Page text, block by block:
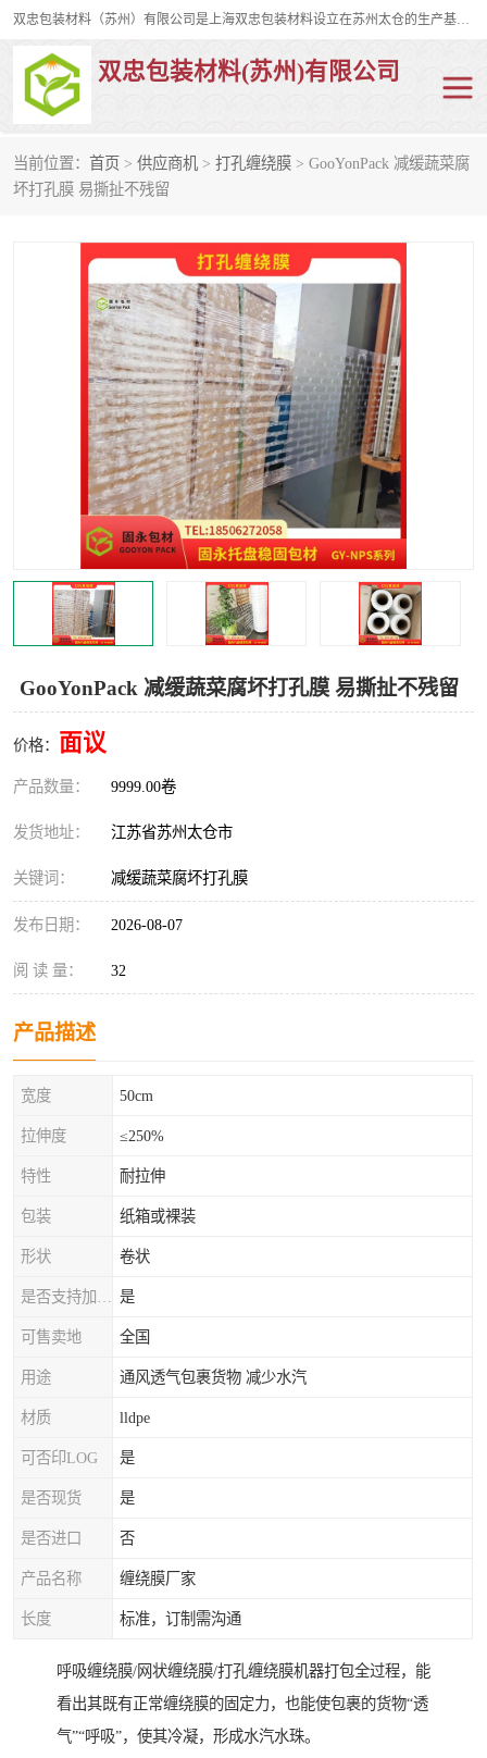
双忠包装材料（苏州）有限公司是上海双忠包装材料设立在苏州太仓的生产基地，占地约2万平米，产品主要有打孔缠绕膜，拉伸蜂窝纸，集装箱充气袋，滑托板，打包带，裹包网兜，防滑纸等箱体和托盘的运输和保护性包材。固永包材®，GooYon Pack®，是我们保护性包装材料的专属品牌。
双忠包装材料(苏州)有限公司
当前位置： 首页 > 供应商机 > 打孔缠绕膜 > GooYonPack 减缓蔬菜腐
坏打孔膜 易撕扯不残留
GooYonPack 减缓蔬菜腐坏打孔膜 易撕扯不残留
价格： 面议
产品数量： 9999.00卷
发货地址： 江苏省苏州太仓市
关键词： 减缓蔬菜腐坏打孔膜
发布日期： 2026-08-07
阅 读 量： 32
产品描述
宽度 50cm
拉伸度 ≤250%
特性 耐拉伸
包装 纸箱或裸装
形状 卷状
是
可售卖地 全国
用途 通风透气包裹货物 减少水汽
材质 lldpe
可否印LOG 是
是否现货 是
是否进口 否
产品名称 缠绕膜厂家
长度 标准，订制需沟通
呼吸缠绕膜/网状缠绕膜/打孔缠绕膜机器打包全过程，能
看出其既有正常缠绕膜的固定力，也能使包裹的货物“透
气”“呼吸”，使其冷凝，形成水汽水珠。
打孔缠绕膜
裹包网兜 纤维打包带
充气袋
缠绕膜
托盘裹包网兜
托盘捆绑带